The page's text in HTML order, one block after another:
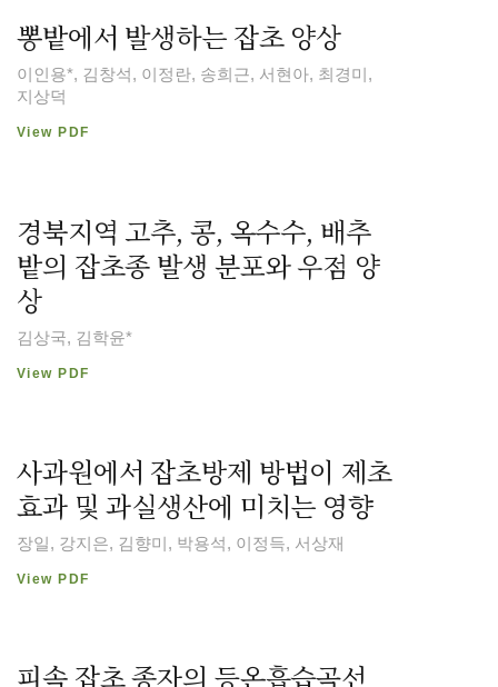
뽕밭에서 발생하는 잡초 양상
이인용*, 김창석, 이정란, 송희근, 서현아, 최경미,
지상덕
View PDF
경북지역 고추, 콩, 옥수수, 배추
밭의 잡초종 발생 분포와 우점 양
상
김상국, 김학윤*
View PDF
사과원에서 잡초방제 방법이 제초
효과 및 과실생산에 미치는 영향
장일, 강지은, 김향미, 박용석, 이정득, 서상재
View PDF
피속 잡초 종자의 등온흡습곡선